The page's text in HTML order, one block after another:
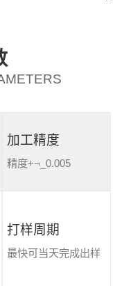
加工精度
精度+¬_0.005
打样周期
最快可当天完成出样